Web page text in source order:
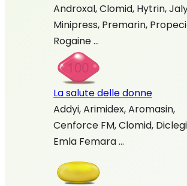
Androxal, Clomid, Hytrin,
Minipress, Premarin,
Rogaine …
La salute delle donne
Addyi, Arimidex, Aromasin,
Cenforce FM, Clomid,
Emla Femara …